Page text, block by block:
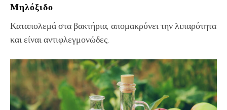
Μηλόξιδο
Καταπολεμά στα βακτήρια, απομακρύνει την λιπαρότητα
και είναι αντιφλεγμονώδες.